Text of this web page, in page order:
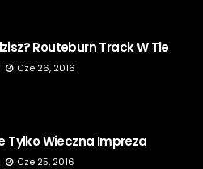
Routeburn Track W Tle
Cze 26, 2016
Tylko Wieczna Impreza
Cze 25, 2016